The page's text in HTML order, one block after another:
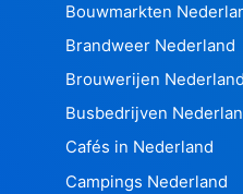
Bouwmarkten
Brandweer Nederland
Brouwerijen Nederland
Busbedrijven
Cafés in Nederland
Campings Nederland